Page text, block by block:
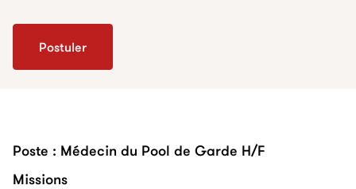
Postuler
Poste : Médecin du Pool de Garde H/F
Missions